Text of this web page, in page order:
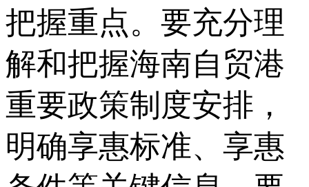
把握重点。要充分理
解和把握海南自贸港
重要政策制度安排，
明确享惠标准、享惠